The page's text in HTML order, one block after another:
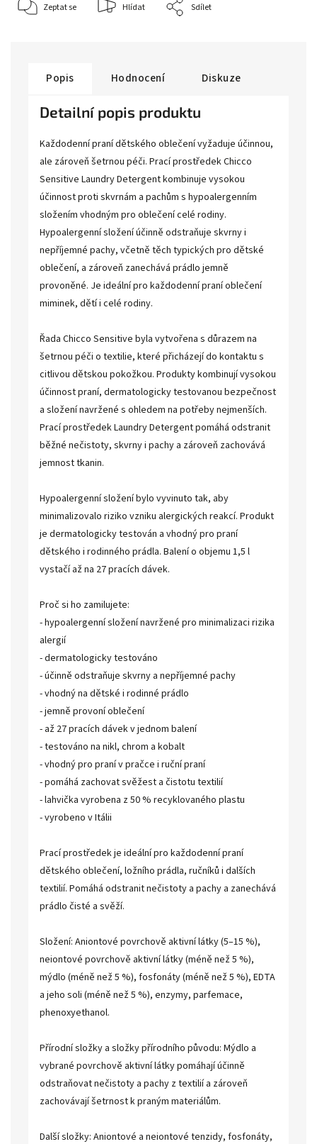
Zeptat se Hlídat Sdílet
Popis Hodnocení Diskuze
Detailní popis produktu
Každodenní praní dětského oblečení vyžaduje účinnou,
ale zároveň šetrnou péči. Prací prostředek Chicco
Sensitive Laundry Detergent kombinuje vysokou
účinnost proti skvrnám a pachům s hypoalergenním
složením vhodným pro oblečení celé rodiny.
Hypoalergenní složení účinně odstraňuje skvrny i
nepříjemné pachy, včetně těch typických pro dětské
oblečení, a zároveň zanechává prádlo jemně
provoněné. Je ideální pro každodenní praní oblečení
miminek, dětí i celé rodiny.
Řada Chicco Sensitive byla vytvořena s důrazem na
šetrnou péči o textilie, které přicházejí do kontaktu s
citlivou dětskou pokožkou. Produkty kombinují vysokou
účinnost praní, dermatologicky testovanou bezpečnost
a složení navržené s ohledem na potřeby nejmenších.
Prací prostředek Laundry Detergent pomáhá odstranit
běžné nečistoty, skvrny i pachy a zároveň zachovává
jemnost tkanin.
Hypoalergenní složení bylo vyvinuto tak, aby
minimalizovalo riziko vzniku alergických reakcí. Produkt
je dermatologicky testován a vhodný pro praní
dětského i rodinného prádla. Balení o objemu 1,5 l
vystačí až na 27 pracích dávek.
Proč si ho zamilujete:
- hypoalergenní složení navržené pro minimalizaci rizika
alergií
- dermatologicky testováno
- účinně odstraňuje skvrny a nepříjemné pachy
- vhodný na dětské i rodinné prádlo
- jemně provoní oblečení
- až 27 pracích dávek v jednom balení
- testováno na nikl, chrom a kobalt
- vhodný pro praní v pračce i ruční praní
- pomáhá zachovat svěžest a čistotu textilií
- lahvička vyrobena z 50 % recyklovaného plastu
- vyrobeno v Itálii
Prací prostředek je ideální pro každodenní praní
dětského oblečení, ložního prádla, ručníků i dalších
textilií. Pomáhá odstranit nečistoty a pachy a zanechává
prádlo čisté a svěží.
Složení: Aniontové povrchově aktivní látky (5–15 %),
neiontové povrchově aktivní látky (méně než 5 %),
mýdlo (méně než 5 %), fosfonáty (méně než 5 %), EDTA
a jeho soli (méně než 5 %), enzymy, parfemace,
phenoxyethanol.
Přírodní složky a složky přírodního původu: Mýdlo a
vybrané povrchově aktivní látky pomáhají účinně
odstraňovat nečistoty a pachy z textilií a zároveň
zachovávají šetrnost k praným materiálům.
Další složky: Aniontové a neiontové tenzidy, fosfonáty,